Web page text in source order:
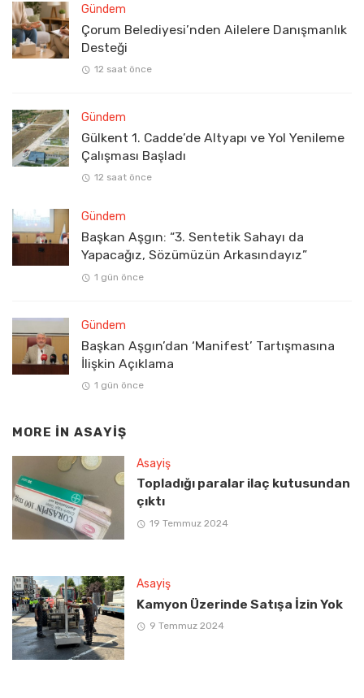
Gündem
Çorum Belediyesi’nden Ailelere Danışmanlık
Desteği
12 saat önce
Gündem
Gülkent 1. Cadde’de Altyapı ve Yol Yenileme
Çalışması Başladı
12 saat önce
Gündem
Başkan Aşgın: “3. Sentetik Sahayı da
Yapacağız, Sözümüzün Arkasındayız”
1 gün önce
Gündem
Başkan Aşgın’dan ‘Manifest’ Tartışmasına
İlişkin Açıklama
1 gün önce
MORE IN ASAYIŞ
Asayiş
Topladığı paralar ilaç kutusundan
çıktı
19 Temmuz 2024
Asayiş
Kamyon Üzerinde Satışa İzin Yok
9 Temmuz 2024